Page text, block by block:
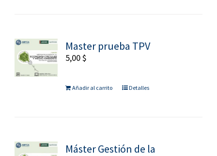
Master prueba TPV
5,00$
Añadir al carrito Detalles
Máster Gestión de la